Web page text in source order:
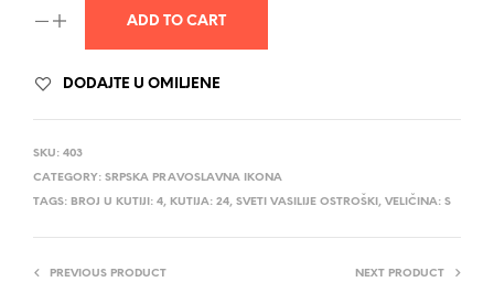
ADD TO CART
DODAJTE U OMILJENE
SKU: 403
CATEGORY: SRPSKA PRAVOSLAVNA IKONA
TAGS: BROJ U KUTIJI: 4, KUTIJA: 24, SVETI VASILIJE OSTROŠKI, VELIČINA: S
PREVIOUS PRODUCT NEXT PRODUCT